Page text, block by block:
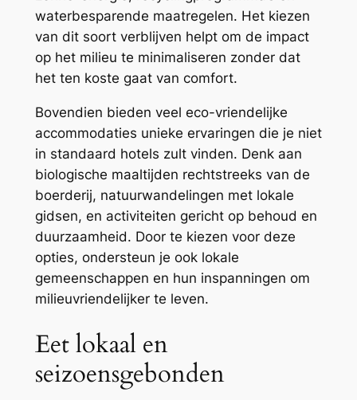
waterbesparende maatregelen. Het kiezen
van dit soort verblijven helpt om de impact
op het milieu te minimaliseren zonder dat
het ten koste gaat van comfort.
Bovendien bieden veel eco-vriendelijke
accommodaties unieke ervaringen die je niet
in standaard hotels zult vinden. Denk aan
biologische maaltijden rechtstreeks van de
boerderij, natuurwandelingen met lokale
gidsen, en activiteiten gericht op behoud en
duurzaamheid. Door te kiezen voor deze
opties, ondersteun je ook lokale
gemeenschappen en hun inspanningen om
milieuvriendelijker te leven.
Eet lokaal en
seizoensgebonden